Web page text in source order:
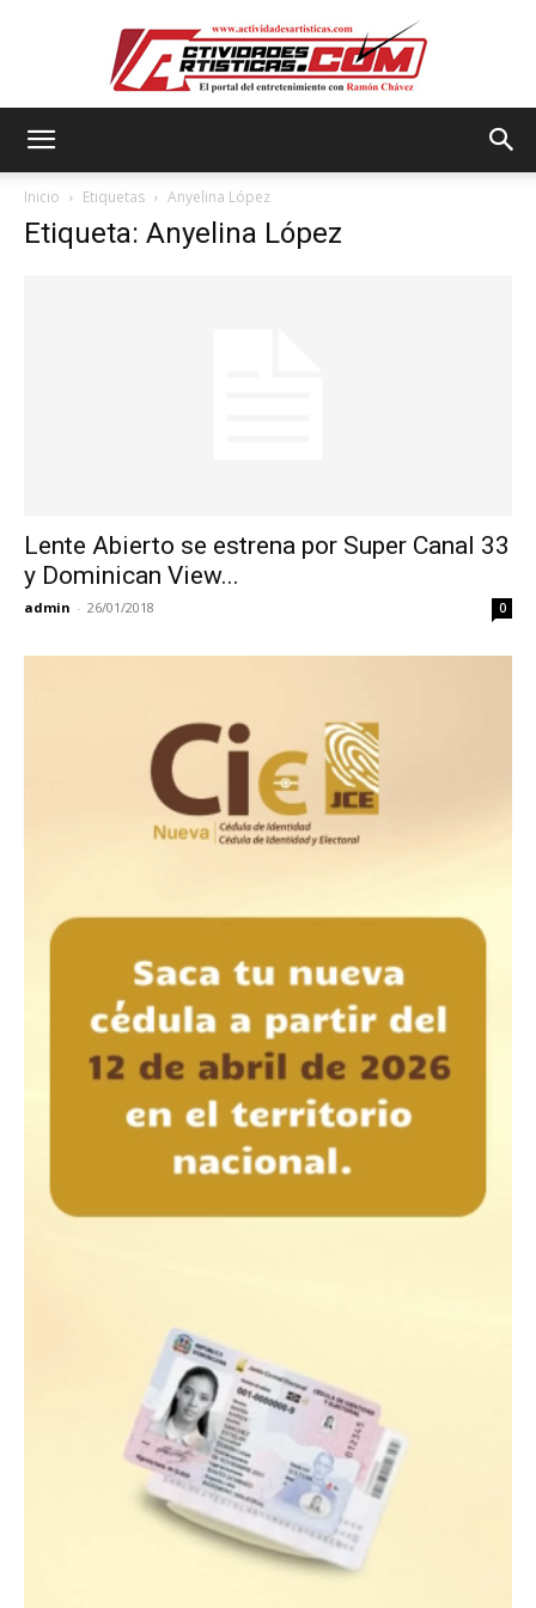
Inicio Etiquetas Anyelina López
Etiqueta: Anyelina López
Lente Abierto se estrena por Super Canal 33
y Dominican View...
admin - 26/01/2018 0